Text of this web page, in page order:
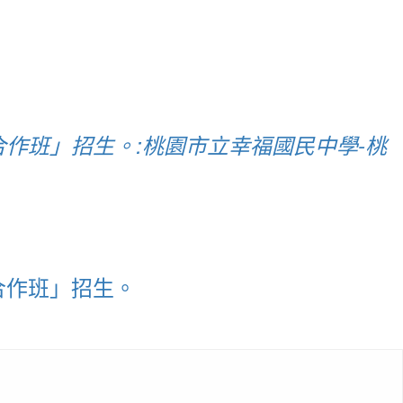
班」招生。:桃園市立幸福國民中學-桃
班」招生。